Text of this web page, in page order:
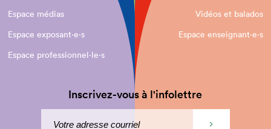
Espace médias
Vidéos et balados
Espace exposant·e⋅s
Espace enseignant·e⋅s
Espace professionnel·le⋅s
Inscrivez-vous à l'infolettre